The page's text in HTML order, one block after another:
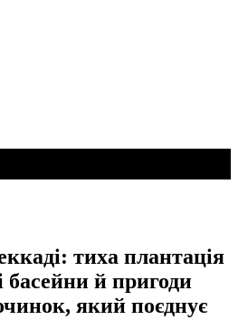
тиха плантація
басейни й пригоди
який поєднує